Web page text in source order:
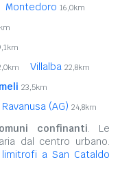
Montedoro 16,0km
Villalba 22,8km
23,5km
Ravanusa (AG) 24,8km
confinanti. Le
dal centro urbano.
a San Cataldo